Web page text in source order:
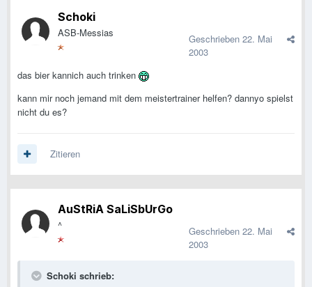
Schoki
ASB-Messias Geschrieben 22. Mai
2003
das bier kannich auch trinken
kann mir noch jemand mit dem meistertrainer helfen? dannyo spielst
nicht du es?
Zitieren
AuStRiA SaLiSbUrGo
^ Geschrieben 22. Mai
2003
Schoki schrieb: